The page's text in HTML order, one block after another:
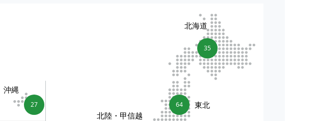
35
北海道
64 東北
北陸・甲信越
27
沖縄